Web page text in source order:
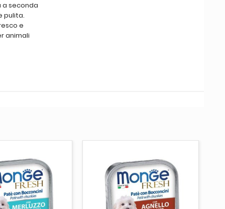
a seconda
pulita.
e
animali